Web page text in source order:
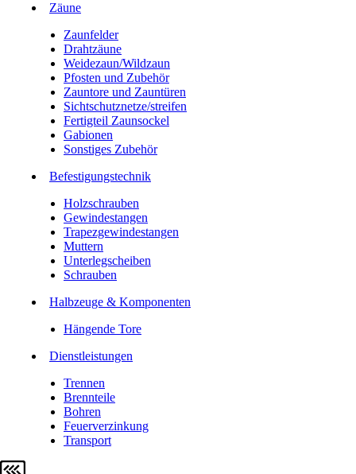
Zäune
Zaunfelder
Drahtzäune
Weidezaun/Wildzaun
Pfosten und Zubehör
Zauntore und Zauntüren
Sichtschutznetze/streifen
Fertigteil Zaunsockel
Gabionen
Sonstiges Zubehör
Befesti­gungstechnik
Holzschrauben
Gewindestangen
Trapezgewindestangen
Muttern
Unterlegscheiben
Schrauben
Halbzeuge & Komponenten
Hängende Tore
Dienstleistungen
Trennen
Brennteile
Bohren
Feuerverzinkung
Transport